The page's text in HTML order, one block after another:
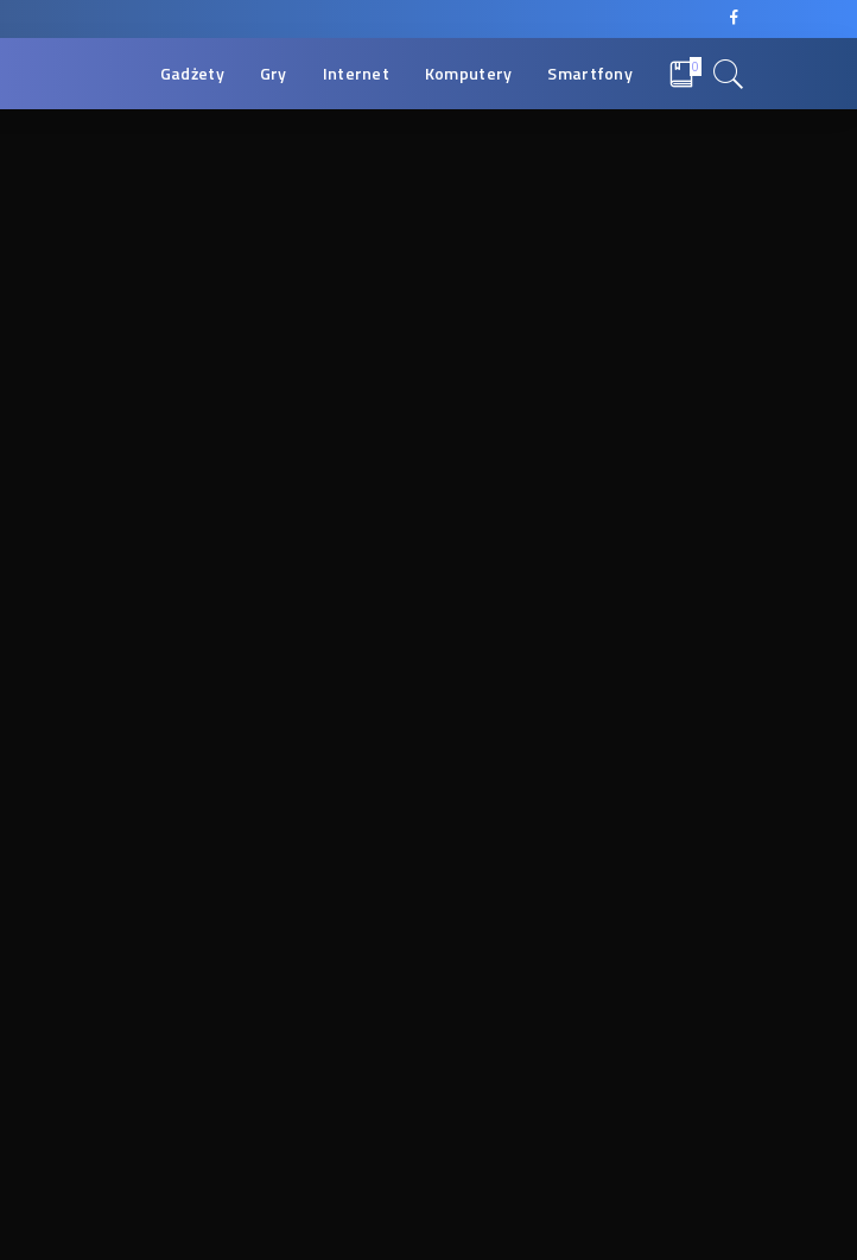
Gadżety Gry Internet Komputery Smartfony 0